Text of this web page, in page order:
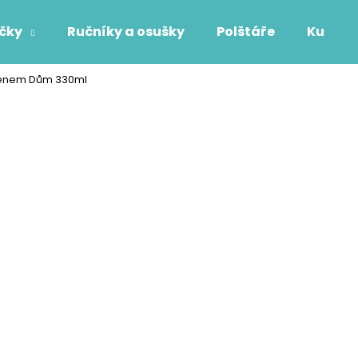
Ručníky a osušky Polštáře
Dům 330ml
Co potřebujete najít?